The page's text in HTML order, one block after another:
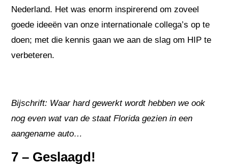
Nederland. Het was enorm inspirerend om zoveel
goede ideeën van onze internationale collega’s op te
doen; met die kennis gaan we aan de slag om HIP te
verbeteren.
Bijschrift: Waar hard gewerkt wordt hebben we ook
nog even wat van de staat Florida gezien in een
aangename auto…
7 – Geslaagd!